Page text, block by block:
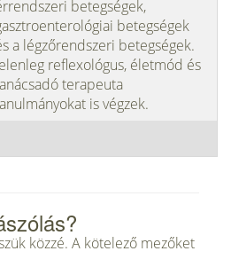
betegségek,
betegségek
a légzőrendszeri betegségek.
reflexológus, életmód és
terapeuta
is végzek.
közzé. A kötelező mezőket